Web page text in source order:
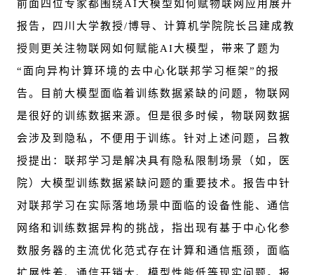
前面四位专家都围绕AI大模型如何赋物联网应用展开
报告，四川大学教授/博导、计算机学院院长吕建成教
授则更关注物联网如何赋能AI大模型，带来了题为
“面向异构计算环境的去中心化联邦学习框架”的报
告。目前大模型面临着训练数据紧缺的问题，物联网
是很好的训练数据来源。但是很多时候，物联网数据
会涉及到隐私，不便用于训练。针对上述问题，吕教
授提出：联邦学习是解决具有隐私限制场景（如，医
院）大模型训练数据紧缺问题的重要技术。报告中针
对联邦学习在实际落地场景中面临的设备性能、通信
网络和训练数据异构的挑战，指出现有基于中心化参
数服务器的主流优化范式存在计算和通信瓶颈，面临